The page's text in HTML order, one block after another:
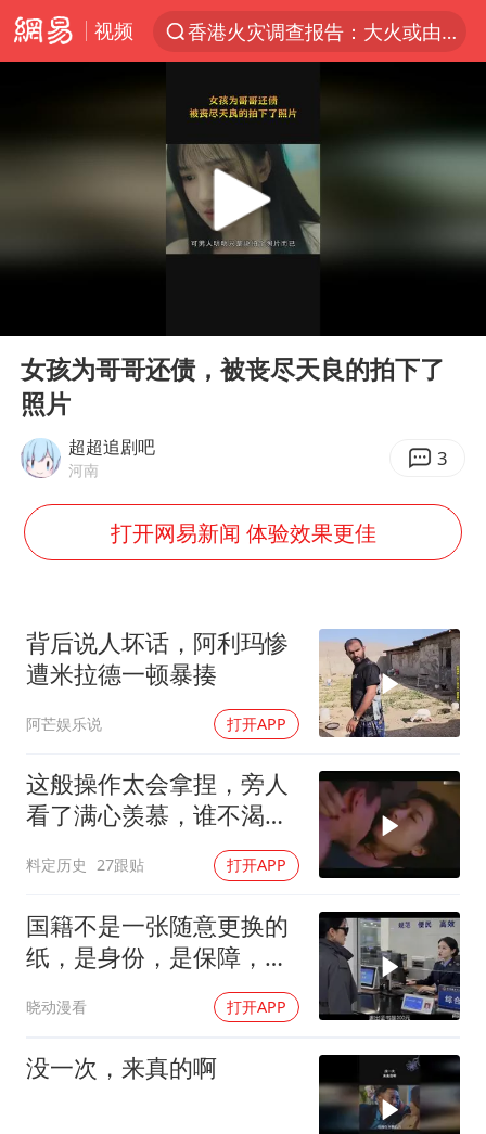
视频
香港火灾调查报告：大火或由烟头引起
浙江台州《告全体市民书》
张本智和：零封向鹏不意外
用AI造出新病毒意味着什么
光伏八巨头签署“不低于成本价”倡议
多所幼师院校开设养老专业
泰国校园枪击事件已致8死30余伤
女子被狗舔脚确诊三级暴露 医生回应
习近平心系体育强国建设
Play
女孩为哥哥还债，被丧尽天良的拍下了
照片
超超追剧吧
河南 3
打开网易新闻 体验效果更佳
背后说人坏话，阿利玛惨
遭米拉德一顿暴揍
阿芒娱乐说 打开APP
这般操作太会拿捏，旁人
看了满心羡慕，谁不渴望
料定历史 27跟贴 打开APP
国籍不是一张随意更换的
纸，是身份，是保障，是
晓动漫看 打开APP
没一次，来真的啊